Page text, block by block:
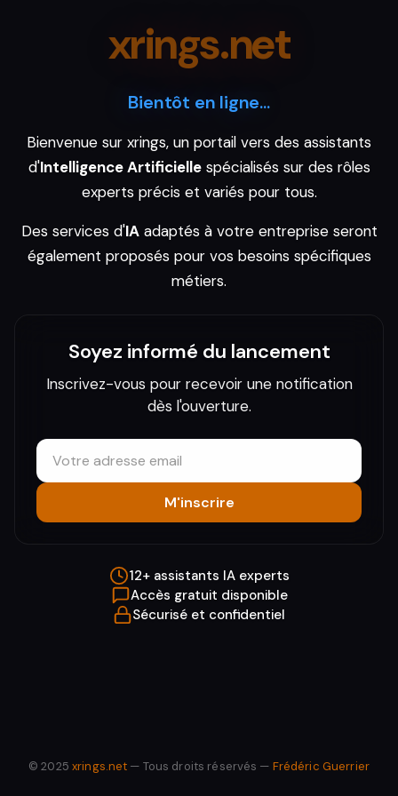
xrings.net
Bientôt en ligne...
Bienvenue sur xrings, un portail vers des assistants
d'Intelligence Artificiellespécialisés sur des rôles
experts précis et variés pour tous.
Des services d'IAadaptés à votre entreprise seront
également proposés pour vos besoins spécifiques
métiers.
Soyez informé du lancement
Inscrivez-vous pour recevoir une notification
dès l'ouverture.
Votre adresse email
M'inscrire
12+ assistants IA experts
Accès gratuit disponible
Sécurisé et confidentiel
© 2025 xrings.net — Tous droits réservés — Frédéric Guerrier